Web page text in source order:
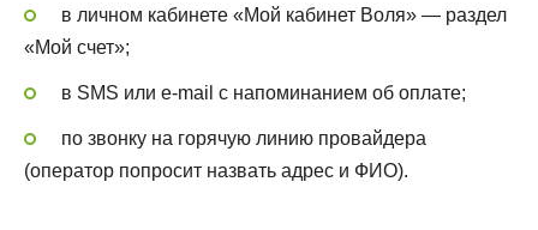
в личном кабинете «Мой кабинет Воля» — раздел
«Мой счет»;
в SMS или e-mail с напоминанием об оплате;
по звонку на горячую линию провайдера
(оператор попросит назвать адрес и ФИО).